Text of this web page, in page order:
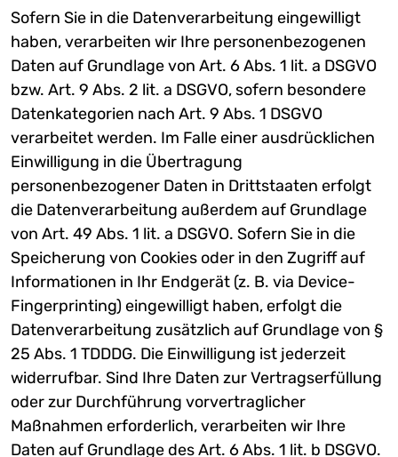
Sofern Sie in die Datenverarbeitung eingewilligt
haben, verarbeiten wir Ihre personenbezogenen
Daten auf Grundlage von Art. 6 Abs. 1 lit. a DSGVO
bzw. Art. 9 Abs. 2 lit. a DSGVO, sofern besondere
Datenkategorien nach Art. 9 Abs. 1 DSGVO
verarbeitet werden. Im Falle einer ausdrücklichen
Einwilligung in die Übertragung
personenbezogener Daten in Drittstaaten erfolgt
die Datenverarbeitung außerdem auf Grundlage
von Art. 49 Abs. 1 lit. a DSGVO. Sofern Sie in die
Speicherung von Cookies oder in den Zugriff auf
Informationen in Ihr Endgerät (z. B. via Device-
Fingerprinting) eingewilligt haben, erfolgt die
Datenverarbeitung zusätzlich auf Grundlage von §
25 Abs. 1 TDDDG. Die Einwilligung ist jederzeit
widerrufbar. Sind Ihre Daten zur Vertragserfüllung
oder zur Durchführung vorvertraglicher
Maßnahmen erforderlich, verarbeiten wir Ihre
Daten auf Grundlage des Art. 6 Abs. 1 lit. b DSGVO.